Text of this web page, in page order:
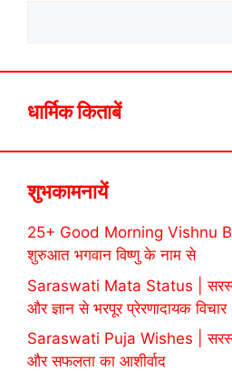
धार्मिक किताबें
शुभकामनायें
25+ Good Morning Vishnu
शुरुआत भगवान विष्णु के नाम से
Saraswati Mata Status |
और ज्ञान से भरपूर प्रेरणादायक विचार
Saraswati Puja Wishes |
और सफलता का आशीर्वाद